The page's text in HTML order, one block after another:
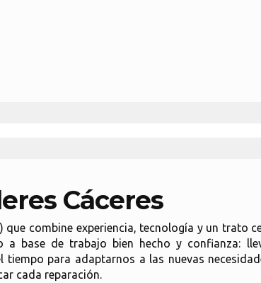
Cáceres
combine experiencia, tecnología y un trato
base de trabajo bien hecho y confianza:
para adaptarnos a las nuevas
cada reparación.